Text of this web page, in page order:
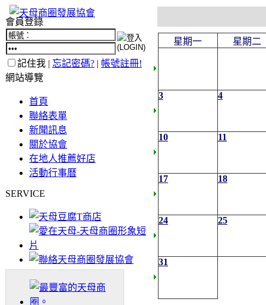
會員登錄
記住我 | 忘記密碼? | 帳號註冊!
網站導覽
首頁
聯絡表單
新聞訊息
關於協會
在地人推薦好店
活動行事曆
SERVICE
星期一 星期二
3 4
10 11
17 18
24 25
31